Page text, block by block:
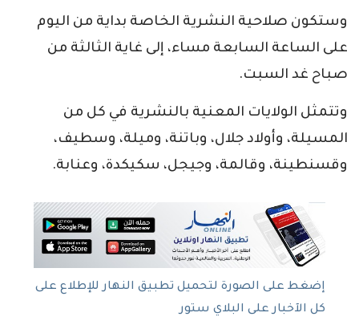
وستكون صلاحية النشرية الخاصة بداية من اليوم
على الساعة السابعة مساء، إلى غاية الثالثة من
صباح غد السبت.
وتتمثل الولايات المعنية بالنشرية في كل من
المسيلة، وأولاد جلال، وباتنة، وميلة، وسطيف،
وقسنطينة، وقالمة، وجيجل، سكيكدة، وعنابة.
إضغط على الصورة لتحميل تطبيق النهار للإطلاع على
كل الآخبار على البلاي ستور